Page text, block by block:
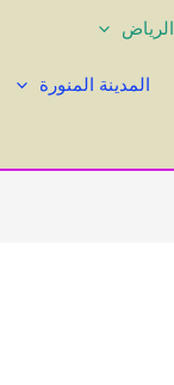
الرياض
المدينة المنورة